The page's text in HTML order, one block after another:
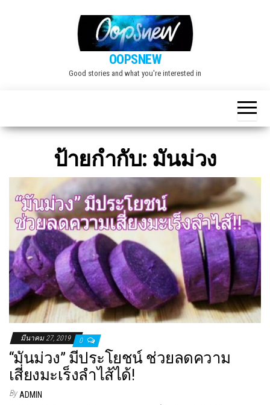
OOPSNEW
Good stories and what you're interested in
ป้ายกำกับ: มันม่วง
มีนาคม 27, 2019 0
“มันม่วง” มีประโยชน์ ช่วยลดความ
เสี่ยงมะเร็งลำไส้ได้!
By ADMIN